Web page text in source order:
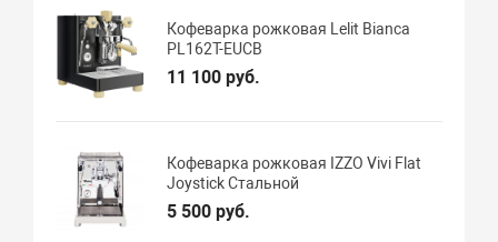
Кофеварка рожковая Lelit Bianca
PL162T-EUCB
11 100 руб.
Кофеварка рожковая IZZO Vivi Flat
Joystick Стальной
5 500 руб.